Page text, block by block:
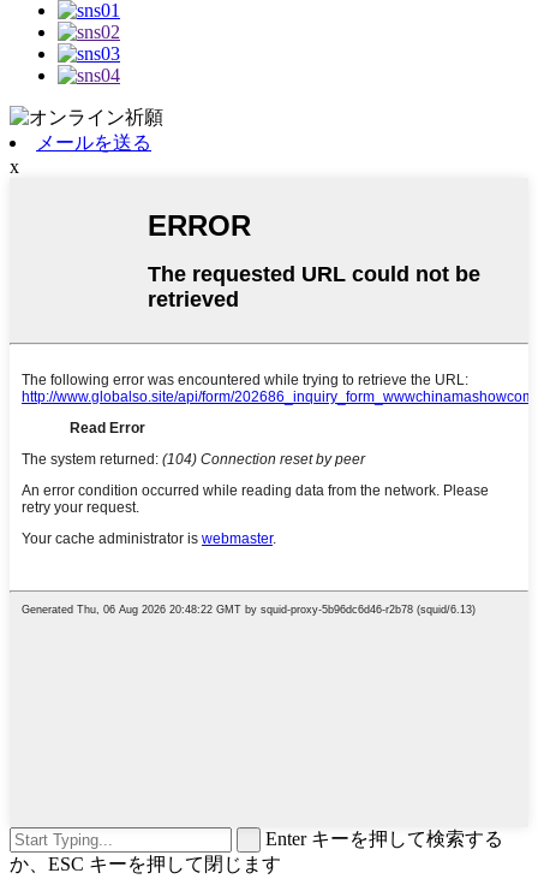
メールを送る
x
Enter キーを押して検索する
か、ESC キーを押して閉じます